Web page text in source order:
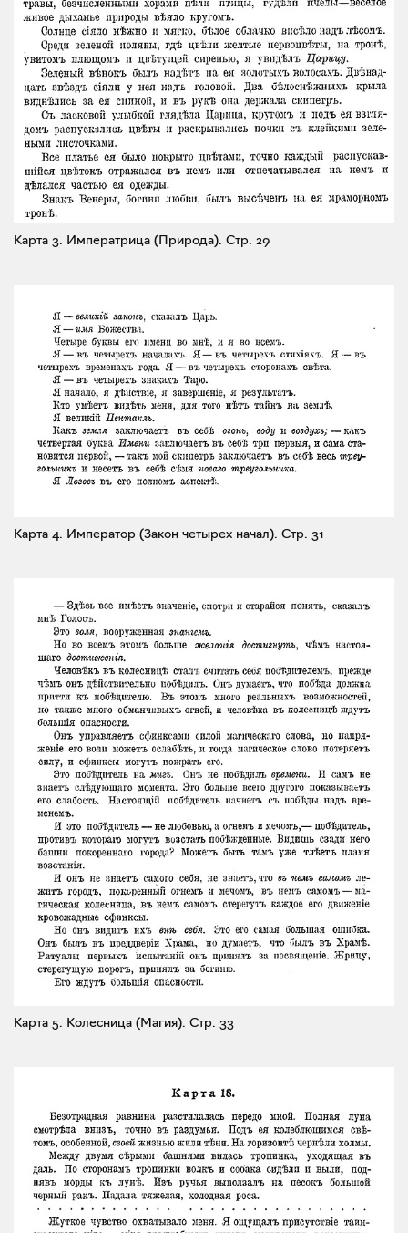
Карта 3. Императрица (Природа). Стр. 29
Карта 4. Император (Закон четырех начал). Стр. 31
Карта 5. Колесница (Магия). Стр. 33